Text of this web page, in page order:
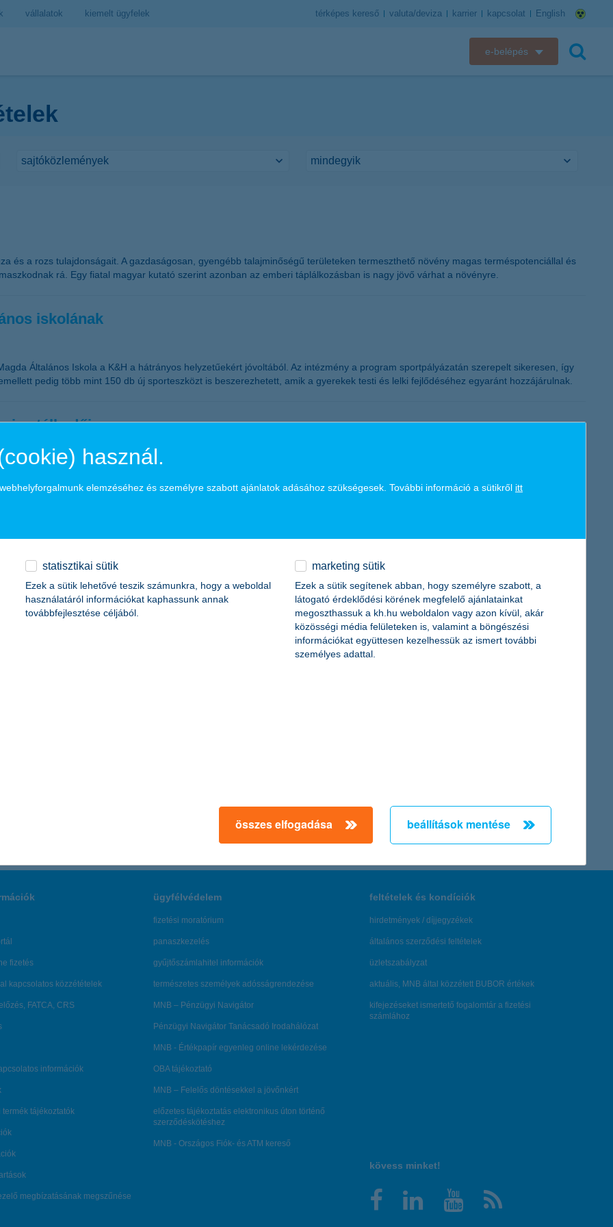
vállalatok kiemelt ügyfelek térképes kereső valuta/deviza karrier kapcsolat English
e-belépés
és a rozs tulajdonságait. A gazdaságosan, gyengébb talajminőségű területeken termeszthető növény magas terméspotenciállal és
rá. Egy fiatal magyar kutató szerint azonban az emberi táplálkozásban is nagy jövő várhat a növényre.
iskolának
Általános Iskola a K&H a hátrányos helyzetűekért jóvoltából. Az intézmény a program sportpályázatán szerepelt sikeresen, így
pedig több mint 150 db új sporteszközt is beszerezhetett, amik a gyerekek testi és lelki fejlődéséhez egyaránt hozzájárulnak.
vetélkedője
értékes ajándékokat is garantálják a szervezők: a legjobb csapatok tagjai többek között tabletet, okos órát, drónokat és VR-
laknak a magyarok?
tulajdonú ingatlanban lakik, amelynek fele családi ház. Különbségek persze vannak: míg a községekben 94 százalék az önálló
12 százaléka lakik családi házban – derül ki a K&H biztos jövő indexéből. A felmérés szerint a saját tulajdonú lakással
fizetés
kapcsolatos közzétételek
FATCA, CRS
információk
termék tájékoztatók
megbízatásának megszűnése
ügyfélvédelem
fizetési moratórium
panaszkezelés
gyűjtőszámlahitel információk
természetes személyek adósságrendezése
MNB – Pénzügyi Navigátor
Pénzügyi Navigátor Tanácsadó Irodahálózat
MNB - Értékpapír egyenleg online lekérdezése
OBA tájékoztató
MNB – Felelős döntésekkel a jövőnkért
előzetes tájékoztatás elektronikus úton történő
szerződéskötéshez
MNB - Országos Fiók- és ATM kereső
feltételek és kondíciók
hirdetmények / díjjegyzékek
általános szerződési feltételek
üzletszabályzat
aktuális, MNB által közzétett BUBOR értékek
kifejezéseket ismertető fogalomtár a fizetési
számlához
kövess minket!
használ.
elemzéséhez és személyre szabott ajánlatok adásához szükségesek. További információ a sütikről itt
statisztikai sütik
Ezek a sütik lehetővé teszik számunkra, hogy a weboldal
használatáról információkat kaphassunk annak
továbbfejlesztése céljából.
marketing sütik
Ezek a sütik segítenek abban, hogy személyre szabott, a
látogató érdeklődési körének megfelelő ajánlatainkat
megoszthassuk a kh.hu weboldalon vagy azon kívül, akár
közösségi média felületeken is, valamint a böngészési
információkat együttesen kezelhessük az ismert további
személyes adattal.
összes elfogadása beállítások mentése